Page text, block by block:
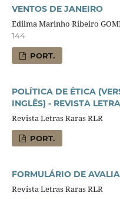
VENTOS DE JANEIRO
Edilma Marinho Ribeiro
144
PORT.
POLÍTICA DE ÉTICA
INGLÊS) - REVISTA
Revista Letras Raras RLR
PORT.
FORMULÁRIO DE
Revista Letras Raras RLR